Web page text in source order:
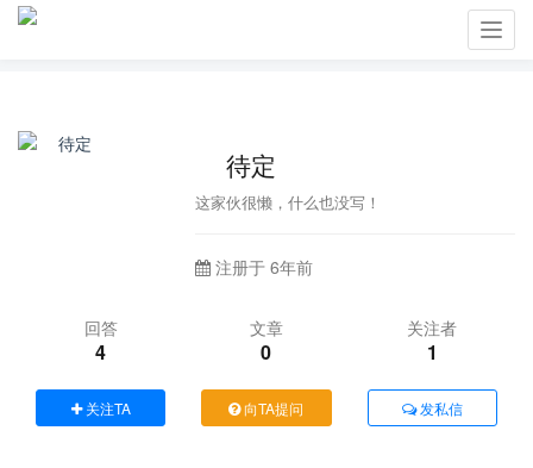
⁡⁢ 待定
这家伙很懒，什么也没写！
注册于 6年前
回答
4
文章
0
关注者
1
关注TA 向TA提问 发私信